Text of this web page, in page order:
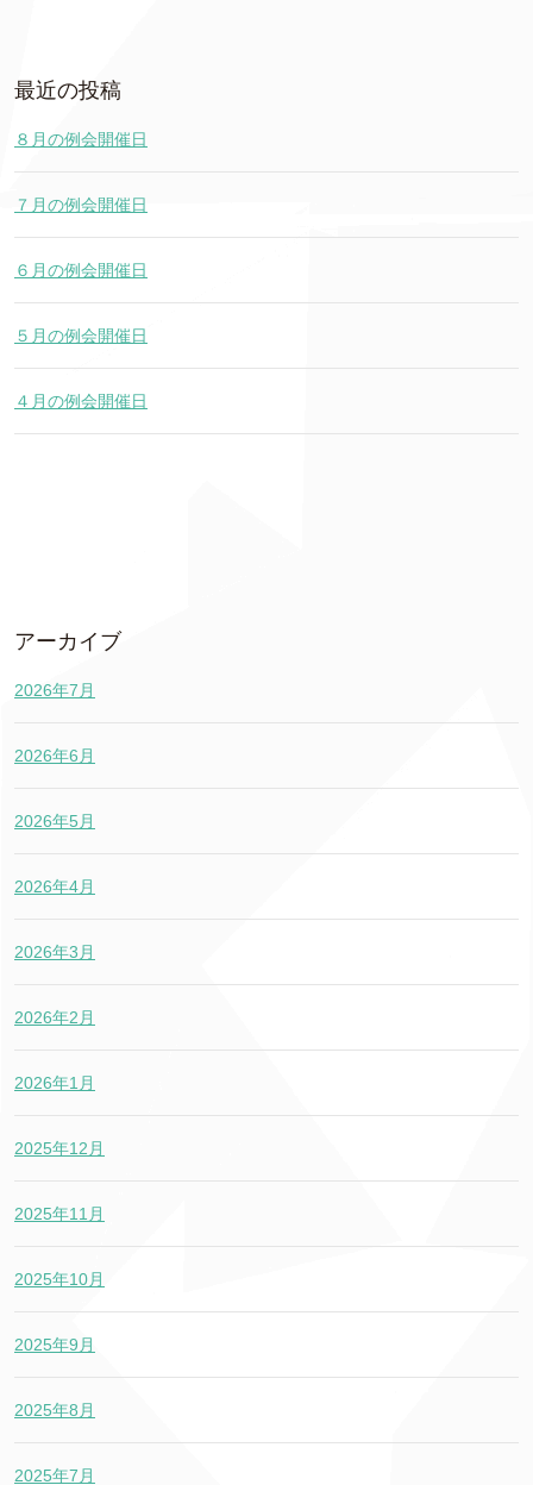
最近の投稿
８月の例会開催日
７月の例会開催日
６月の例会開催日
５月の例会開催日
４月の例会開催日
アーカイブ
2026年7月
2026年6月
2026年5月
2026年4月
2026年3月
2026年2月
2026年1月
2025年12月
2025年11月
2025年10月
2025年9月
2025年8月
2025年7月